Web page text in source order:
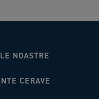
NOASTRE
CERAVE